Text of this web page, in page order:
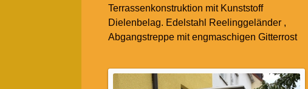
Terrassenkonstruktion mit Kunststoff
Dielenbelag. Edelstahl Reelinggeländer ,
Abgangstreppe mit engmaschigen Gitterrost